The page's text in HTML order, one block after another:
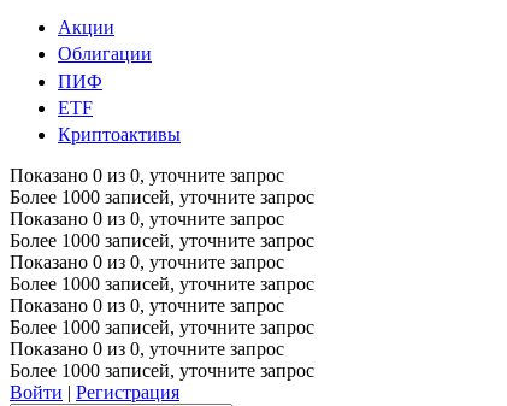
Акции
Облигации
ПИФ
ETF
Криптоактивы
Показано 0 из 0, уточните запрос
Более 1000 записей, уточните запрос
Показано 0 из 0, уточните запрос
Более 1000 записей, уточните запрос
Показано 0 из 0, уточните запрос
Более 1000 записей, уточните запрос
Показано 0 из 0, уточните запрос
Более 1000 записей, уточните запрос
Показано 0 из 0, уточните запрос
Более 1000 записей, уточните запрос
Войти | Регистрация